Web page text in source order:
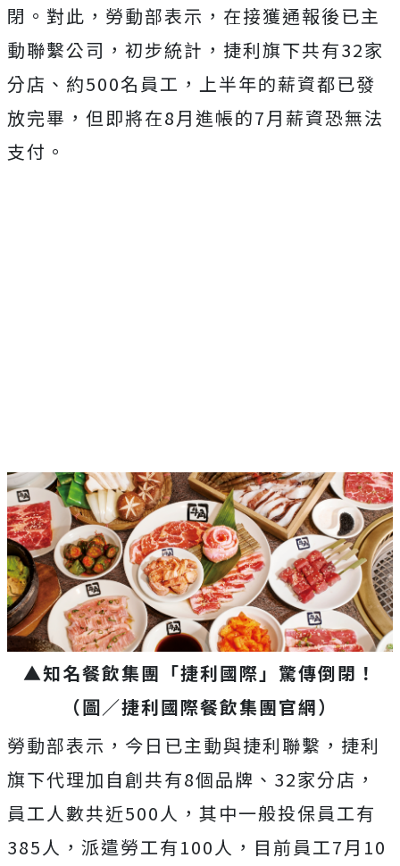
閉。對此，勞動部表示，在接獲通報後已主
動聯繫公司，初步統計，捷利旗下共有32家
分店、約500名員工，上半年的薪資都已發
放完畢，但即將在8月進帳的7月薪資恐無法
支付。
▲知名餐飲集團「捷利國際」驚傳倒閉！
（圖／捷利國際餐飲集團官網）
勞動部表示，今日已主動與捷利聯繫，捷利
旗下代理加自創共有8個品牌、32家分店，
員工人數共近500人，其中一般投保員工有
385人，派遣勞工有100人，目前員工7月10